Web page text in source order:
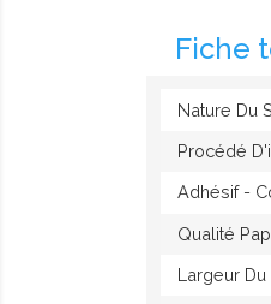
Fiche
Nature Du
Procédé
Adhésif -
Qualité
Largeur Du